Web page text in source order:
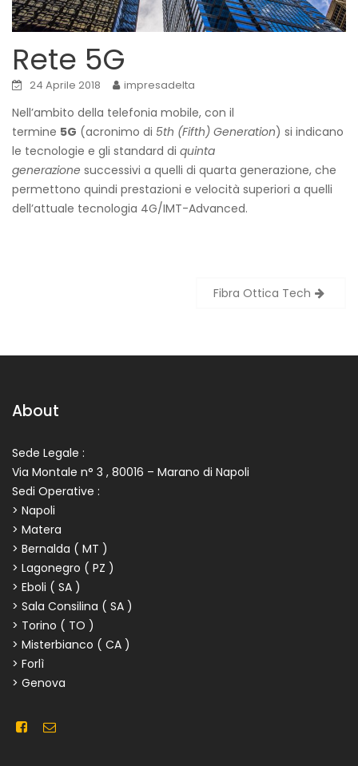
Rete 5G
24 Aprile 2018 impresadelta
Nell’ambito della telefonia mobile, con il
termine 5G (acronimo di 5th (Fifth) Generation) si indicano
le tecnologie e gli standard di quinta
generazione successivi a quelli di quarta generazione, che
permettono quindi prestazioni e velocità superiori a quelli
dell’attuale tecnologia 4G/IMT-Advanced.
Fibra Ottica Tech
About
Sede Legale :
Via Montale n° 3 , 80016 – Marano di Napoli
Sedi Operative :
> Napoli
> Matera
> Bernalda ( MT )
> Lagonegro ( PZ )
> Eboli ( SA )
> Sala Consilina ( SA )
> Torino ( TO )
> Misterbianco ( CA )
> Forlì
> Genova